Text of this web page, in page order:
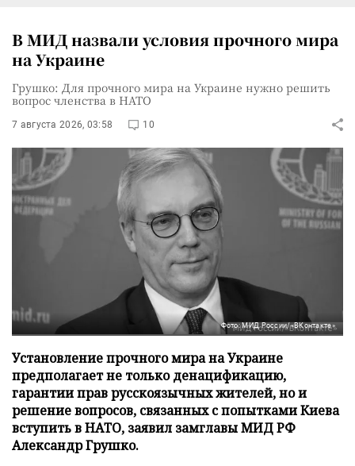
В МИД назвали условия прочного мира
на Украине
Грушко: Для прочного мира на Украине нужно решить
вопрос членства в НАТО
7 августа 2026, 03:58 10
Фото: МИД России/«ВКонтакте»
Установление прочного мира на Украине
предполагает не только денацификацию,
гарантии прав русскоязычных жителей, но и
решение вопросов, связанных с попытками Киева
вступить в НАТО, заявил замглавы МИД РФ
Александр Грушко.